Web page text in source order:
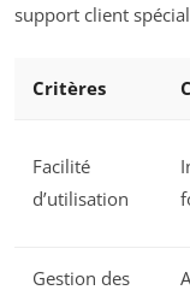
support client
Critères
Facilité
d’utilisation
Gestion des